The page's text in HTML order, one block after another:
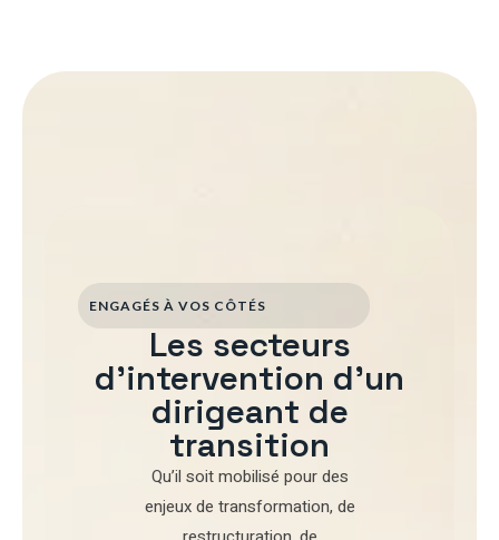
ENGAGÉS À VOS CÔTÉS
Les secteurs
d'intervention d'un
dirigeant de
transition
Qu’il soit mobilisé pourdes
enjeux de transformation, de